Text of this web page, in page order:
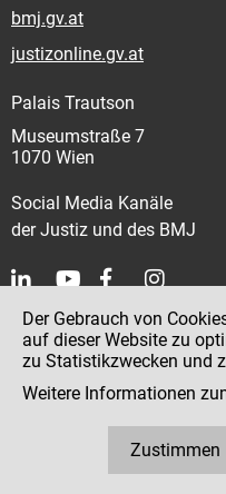
bmj.gv.at
justizonline.gv.at
Palais Trautson
Museumstraße 7
1070 Wien
Social Media Kanäle
der Justiz und des BMJ
Kontakt
Impressum
Datenschutz
Der Gebrauch von
auf dieser Website zu
zu Statistikzwecken und
Weitere Informationen
Zustimmen